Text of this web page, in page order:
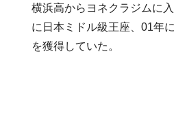
横浜高からヨネクラジムに
に日本ミドル級王座、01年
を獲得していた。